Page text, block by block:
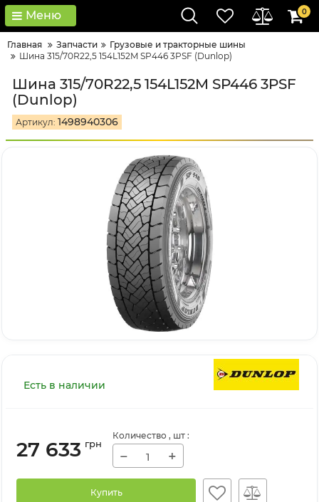
Меню 0
Главная Запчасти
Грузовые и тракторные шины
Шина 315/70R22,5 154L152M SP446 3PSF (Dunlop)
Шина 315/70R22,5 154L152M SP446 3PSF
(Dunlop)
Артикул: 1498940306
Есть в наличии
27 633 грн
Количество , шт :
− +
Купить